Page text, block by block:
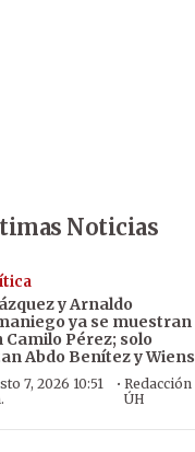
Noticias
y Arnaldo
ya se muestran
Camilo Pérez; solo
Abdo Benítez y Wiens
7, 2026 10:51
·Redacción
ÚH